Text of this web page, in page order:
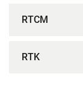
RTCM
RTK